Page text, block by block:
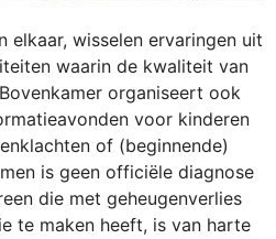
elkaar, wisselen ervaringen uit
waarin de kwaliteit van
organiseert ook
voor kinderen
of (beginnende)
is geen officiële diagnose
die met geheugenverlies
te maken heeft, is van harte